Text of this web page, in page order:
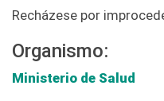
Recházese por
Organismo:
Ministerio de Salud